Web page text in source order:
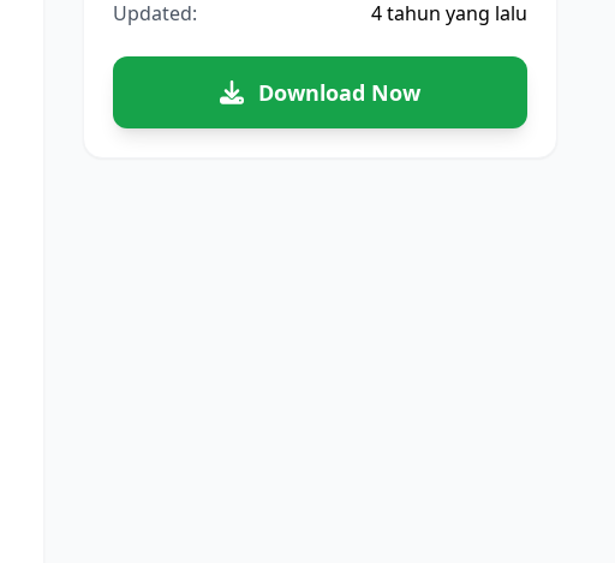
Updated: 4 tahun yang lalu
Download Now